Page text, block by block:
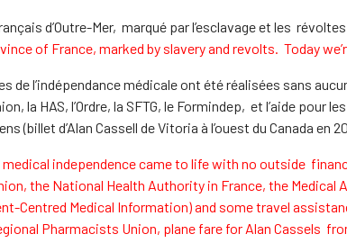
d’Outre-Mer, marqué par l’esclavage et les
of France, marked by slavery and revolts. Today
de l’indépendance médicale ont été réalisées sans
la HAS, l’Ordre, la SFTG, le Formindep, et l’aide pour
(billet d’Alan Cassell de Vitoria à l’ouest du Canada en
independence came to life with no outside
the National Health Authority in France, the
Centred Medical Information) and some travel
Pharmacists Union, plane fare for Alan Cassels